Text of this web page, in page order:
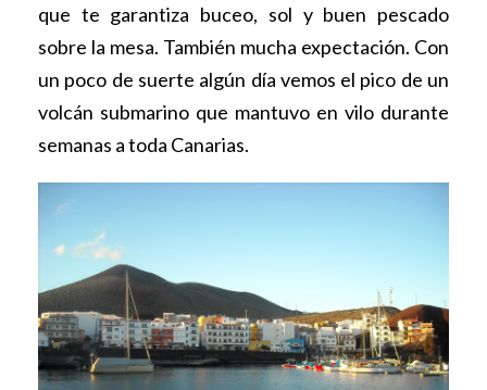
que te garantiza buceo, sol y buen pescado
sobre la mesa. También mucha expectación. Con
un poco de suerte algún día vemos el pico de un
volcán submarino que mantuvo en vilo durante
semanas a toda Canarias.